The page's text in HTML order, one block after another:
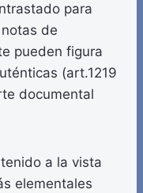
para
de
pueden figura
(art.1219
documental
a la vista
elementales